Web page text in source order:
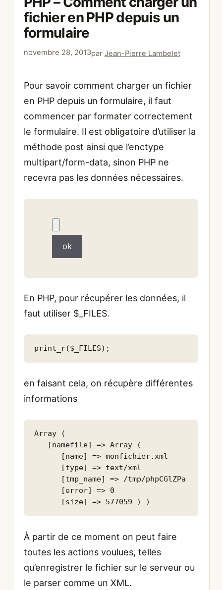
fichier en PHP depuis un
formulaire
novembre 28, 2013par Jean-Pierre Lambelet
Pour savoir comment charger un fichier
en PHP depuis un formulaire, il faut
commencer par formater correctement
le formulaire. Il est obligatoire d’utiliser la
méthode post ainsi que l’enctype
multipart/form-data, sinon PHP ne
recevra pas les données nécessaires.
En PHP, pour récupérer les données, il
faut utiliser $_FILES.
en faisant cela, on récupère différentes
informations
Array (
   [namefile] => Array (
      [name] => monfichier.xml
      [type] => text/xml
      [tmp_name] => /tmp/phpCGlZPa
      [error] => 0
À partir de ce moment on peut faire
toutes les actions voulues, telles
qu’enregistrer le fichier sur le serveur ou
le parser comme un XML.